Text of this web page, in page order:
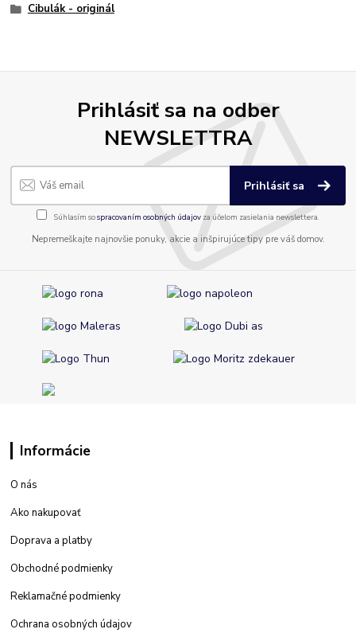
Cibulák - originál
Prihlásiť sa na odber
NEWSLETTRA
Prihlásiť sa
Súhlasím sospracovaním osobných údajov za účelom zasielania newslettera.
Nepremeškajte najnovšie ponuky, akcie a inšpirujúce tipy pre váš domov.
Informácie
O nás
Ako nakupovať
Doprava a platby
Obchodné podmienky
Reklamačné podmienky
Ochrana osobných údajov